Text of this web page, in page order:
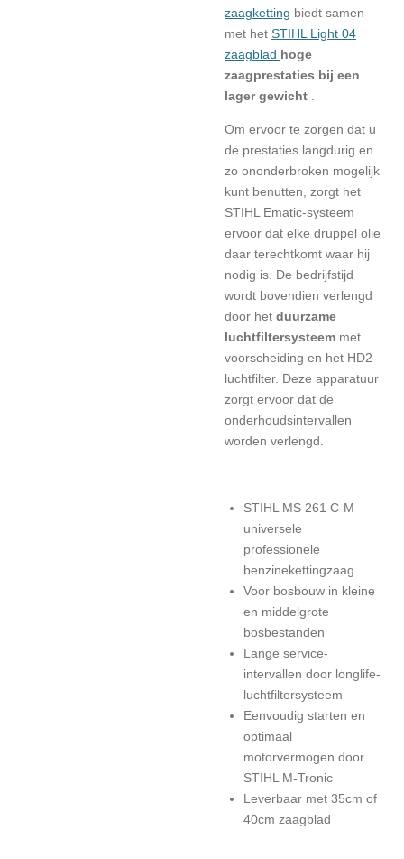
zaagketting biedt samen
met het STIHL Light 04
zaagblad hoge
zaagprestaties bij een
lager gewicht
Om ervoor te zorgen dat u
de prestaties langdurig en
zo ononderbroken mogelijk
kunt benutten, zorgt het
STIHL Ematic-systeem
ervoor dat elke druppel olie
daar terechtkomt waar hij
nodig is. De bedrijfstijd
wordt bovendien verlengd
door het duurzame
luchtfiltersysteem met
voorscheiding en het HD2-
luchtfilter. Deze apparatuur
zorgt ervoor dat de
onderhoudsintervallen
worden verlengd.
STIHL MS 261 C-M
universele
professionele
benzinekettingzaag
Voor bosbouw in kleine
en middelgrote
bosbestanden
Lange service-
intervallen door longlife-
luchtfiltersysteem
Eenvoudig starten en
optimaal
motorvermogen door
STIHL M-Tronic
Leverbaar met 35cm of
40cm zaagblad